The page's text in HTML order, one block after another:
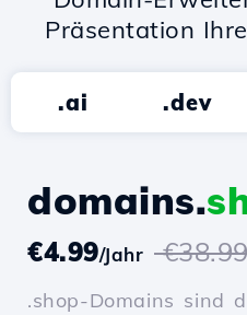
Präsentation
.ai .dev
domains.
€4.99/Jahr
.shop-Domains sind